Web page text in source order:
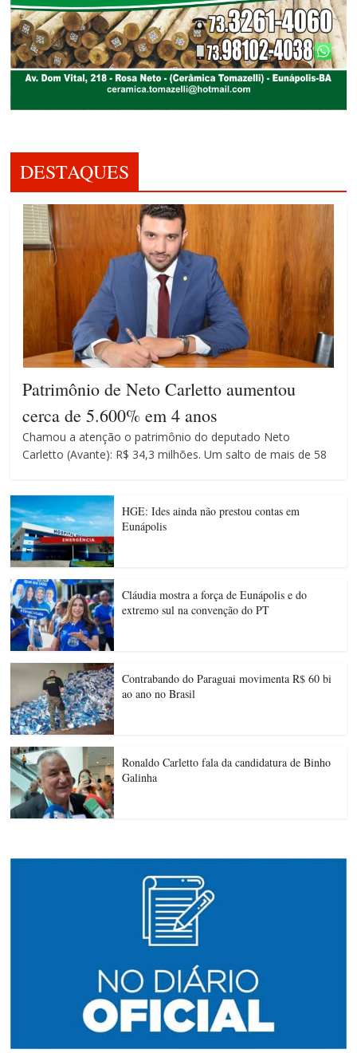
DESTAQUES
Patrimônio de Neto Carletto aumentou
cerca de 5.600% em 4 anos
Chamou a atenção o patrimônio do deputado Neto
Carletto (Avante): R$ 34,3 milhões. Um salto de mais de 58
HGE: Ides ainda não prestou contas em
Eunápolis
Cláudia mostra a força de Eunápolis e do
extremo sul na convenção do PT
Contrabando do Paraguai movimenta R$ 60 bi
ao ano no Brasil
Ronaldo Carletto fala da candidatura de Binho
Galinha